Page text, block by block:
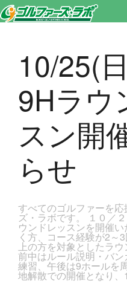
です。新宿区、若松河田で気軽にゴルフレッスン！
10/25(
9Hラウ
スン開
らせ
すべてのゴルファーを
ズ・ラボです。 １０／
ウンドレッスンを開催
く方、コース経験が2～
上の方を対象としたラ
前中はルール説明・バ
練習、午後は9ホールを
地解散での開催となり